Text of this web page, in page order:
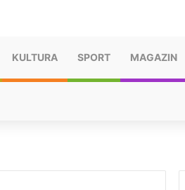
KULTURA SPORT MAGAZIN